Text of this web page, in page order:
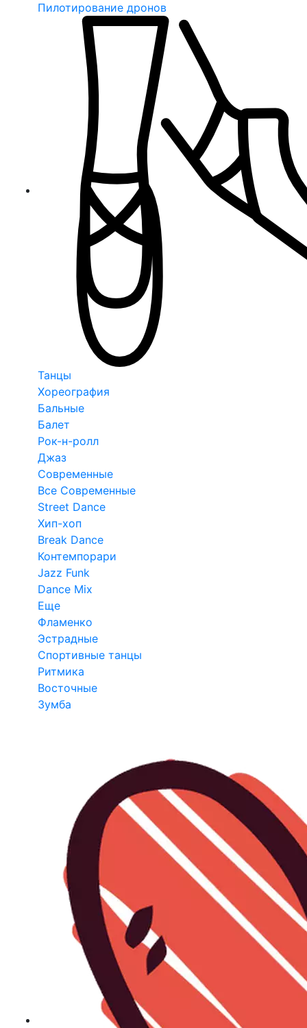
Пилотирование дронов
Танцы
Хореография
Бальные
Балет
Рок-н-ролл
Джаз
Современные
Все Современные
Street Dance
Хип-хоп
Break Dance
Контемпорари
Jazz Funk
Dance Mix
Еще
Фламенко
Эстрадные
Спортивные танцы
Ритмика
Восточные
Зумба